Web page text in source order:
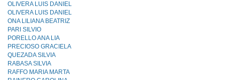
OLIVERA LUIS DANIEL
OLIVERA LUIS DANIEL
ONA LILIANA BEATRIZ
PARI SILVIO
PORELLO ANA LIA
PRECIOSO GRACIELA
QUEZADA SILVIA
RABASA SILVIA
RAFFO MARIA MARTA